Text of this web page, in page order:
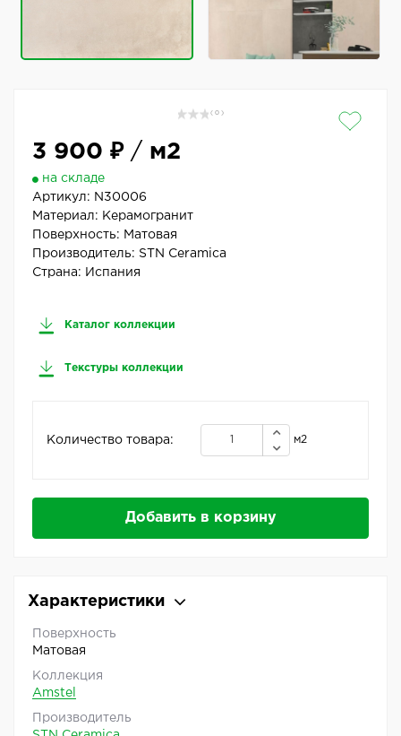
( 0 )
3 900 ₽/ м2
на складе
Артикул: N30006
Материал: Керамогранит
Поверхность: Матовая
Производитель: STN Ceramica
Страна: Испания
Каталог коллекции
Текстуры коллекции
Количество товара: м2
Добавить в корзину
Характеристики
Поверхность
Матовая
Коллекция
Amstel
Производитель